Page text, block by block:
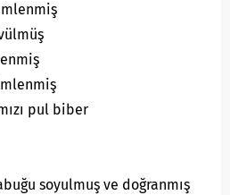
pul biber
soyulmuş ve doğranmış